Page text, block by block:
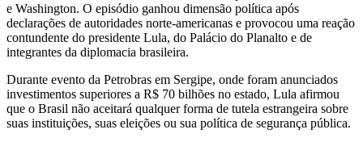
e Washington. O episódio ganhou dimensão política após
declarações de autoridades norte-americanas e provocou uma reação
contundente do presidente Lula, do Palácio do Planalto e de
integrantes da diplomacia brasileira.
Durante evento da Petrobras em Sergipe, onde foram anunciados
investimentos superiores a R$ 70 bilhões no estado, Lula afirmou
que o Brasil não aceitará qualquer forma de tutela estrangeira sobre
suas instituições, suas eleições ou sua política de segurança pública.